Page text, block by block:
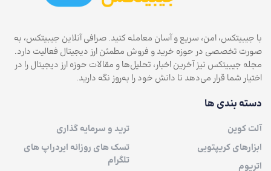
با جیبیتکس، امن، سریع و آسان معامله کنید. صرافی آنلاین جیبیتکس، به
صورت تخصصی در حوزه خرید و فروش مطمئن ارز دیجیتال فعالیت دارد.
مجله جیبیتکس نیز آخرین اخبار، تحلیل‌ها و مقالات حوزه ارز دیجیتال را در
اختیار شما قرار می‌دهد تا دانش خود را به‌روز نگه دارید.
دسته بندی ها
آلت کوین
ابزارهای کریپتویی
اتریوم
ترید و سرمایه گذاری
تسک های روزانه ایردراپ های
تلگرام